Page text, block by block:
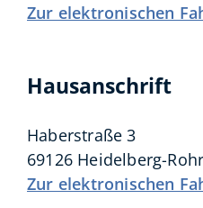
Zur elektronischen
Hausanschrift
Haberstraße 3
69126 Heidelberg-
Zur elektronischen